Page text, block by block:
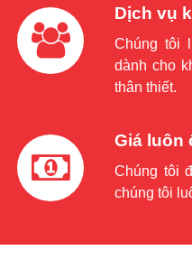
Dịch vụ
Chúng tôi
dành cho
thân thiết.
Giá luôn
Chúng tôi
chúng tôi